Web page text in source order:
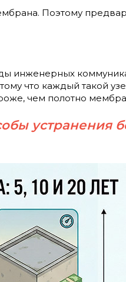
Поэтому
инженерных
что каждый такой
чем полотно
устранения